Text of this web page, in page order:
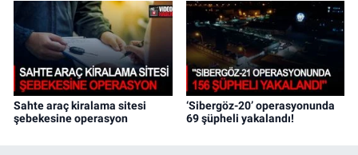
Sahte araç kiralama sitesi
şebekesine operasyon
‘Sibergöz-20’ operasyonunda
69 şüpheli yakalandı!